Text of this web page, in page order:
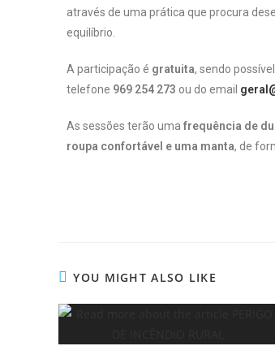
através de uma prática que procura
equilíbrio.
A participação é gratuita, sendo
telefone 969 254 273 ou do email
As sessões terão uma frequência de
roupa confortável e uma manta, de
YOU MIGHT ALSO LIKE